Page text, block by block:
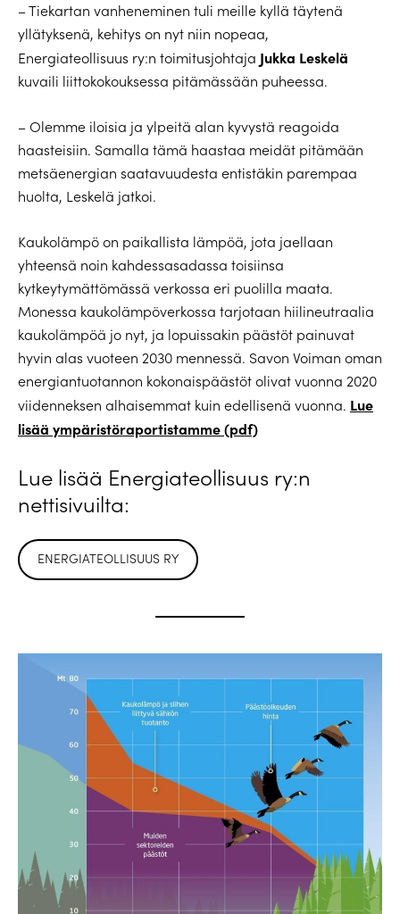
– Tiekartan vanheneminen tuli meille kyllä täytenä
yllätyksenä, kehitys on nyt niin nopeaa,
Energiateollisuus ry:n toimitusjohtaja Jukka Leskelä
kuvaili liittokokouksessa pitämässään puheessa.
– Olemme iloisia ja ylpeitä alan kyvystä reagoida
haasteisiin. Samalla tämä haastaa meidät pitämään
metsäenergian saatavuudesta entistäkin parempaa
huolta, Leskelä jatkoi.
Kaukolämpö on paikallista lämpöä, jota jaellaan
yhteensä noin kahdessasadassa toisiinsa
kytkeytymättömässä verkossa eri puolilla maata.
Monessa kaukolämpöverkossa tarjotaan hiilineutraalia
kaukolämpöä jo nyt, ja lopuissakin päästöt painuvat
hyvin alas vuoteen 2030 mennessä. Savon Voiman oman
energiantuotannon kokonaispäästöt olivat vuonna 2020
viidenneksen alhaisemmat kuin edellisenä vuonna. Lue
lisää ympäristöraportistamme (pdf)
Lue lisää Energiateollisuus ry:n
nettisivuilta:
ENERGIATEOLLISUUS RY